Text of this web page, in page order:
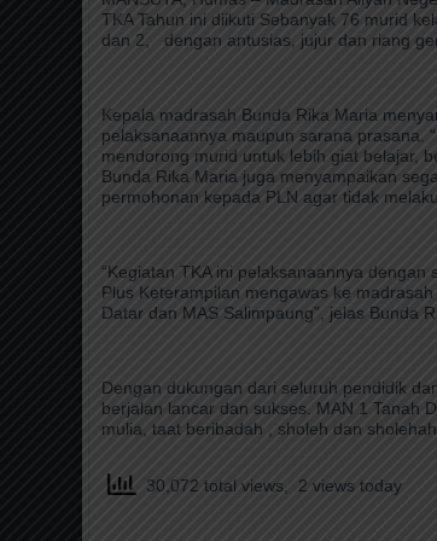
TKA Tahun ini diikuti Sebanyak 76 murid
dan 2, dengan antusias, jujur dan riang
Kepala madrasah Bunda Rika Maria
pelaksanaannya maupun sarana prasana.
mendorong murid untuk lebih giat belajar,
Bunda Rika Maria juga menyampaikan
permohonan kepada PLN agar tidak
“Kegiatan TKA ini pelaksanaannya
Plus Keterampilan mengawas ke
Datar dan MAS Salimpaung”, jelas Bunda
Dengan dukungan dari seluruh pendidik
berjalan lancar dan sukses. MAN 1 Tanah
mulia, taat beribadah , sholeh dan sholehah.
30,072 total views, 2 views today